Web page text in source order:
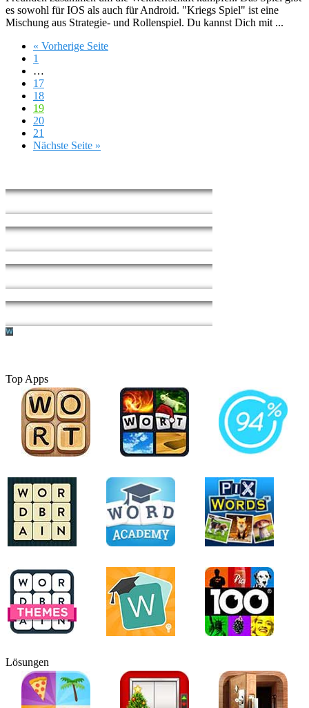
es sowohl für IOS als auch für Android. "Kriegs Spiel" ist eine
Mischung aus Strategie- und Rollenspiel. Du kannst Dich mit ...
« Vorherige Seite
1
…
17
18
19
20
21
Nächste Seite »
Top Apps
Lösungen